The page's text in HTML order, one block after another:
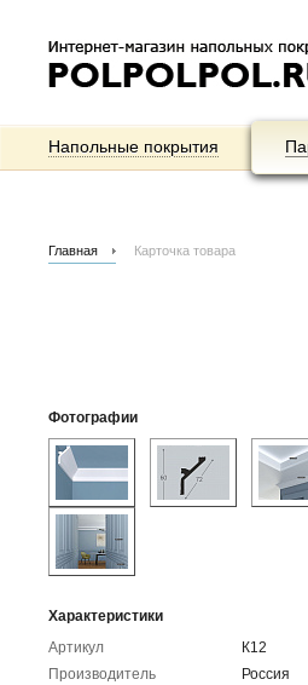
Напольные покрытия
Главная Карточка товара
Фотографии
Характеристики
Артикул
К12
Производитель
Россия